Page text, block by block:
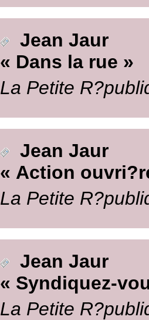
Jean Jaur
« Dans la rue »
La Petite
Jean Jaur
« Action
La Petite
Jean Jaur
« Syndiquez-
La Petite